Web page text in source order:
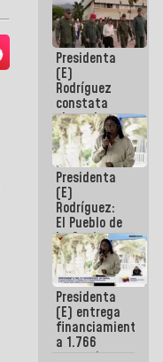
desarrollo
logístico y
turístico
para La
Guaira
Presidenta
(E)
Rodríguez
constata
obras de
rehabilitación
de Escuela
Militar de
Mamo en La
Guaira
Presidenta
(E)
Rodríguez:
El Pueblo de
La Guaira
siempre
estará
acompañada
por el
Gobierno
Nacional
Presidenta
(E) entrega
financiamientos
a 1.766
comerciantes